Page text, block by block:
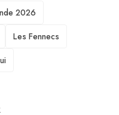
2026
Les Fennecs